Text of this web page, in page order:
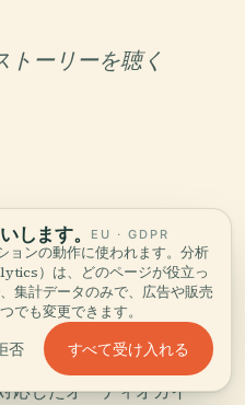
トーリーを聴く
のすべ
応したオーディオガイ
します。 EU · GDPR
ョンの動作に使われます。分析
）は、どのページが役立っ
集計データのみで、広告や販売
でも変更できます。
否 すべて受け入れる